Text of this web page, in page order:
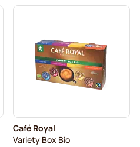
Café Royal
Variety Box Bio